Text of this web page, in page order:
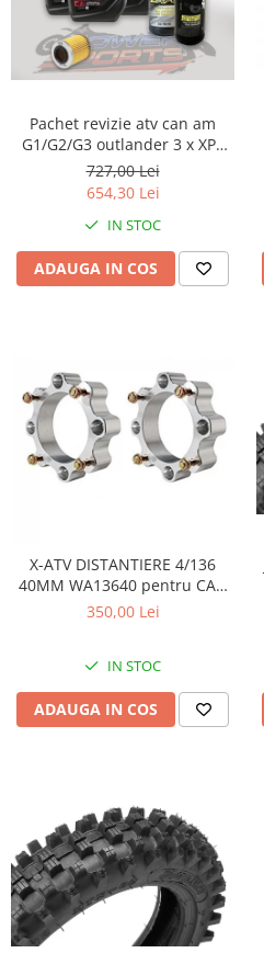
Pachet revizie atv can am
G1/G2/G3 outlander 3 x XPS
can am ulei 5w40 BRP, ULEI
GRUP FATA XPS 75W90, ULEI
GRUP SPATE SI CUTIE
75W140.FILTRU ULEI ORIGINAL
CAN AM
727,00 Lei
654,30 Lei
IN STOC
ADAUGA IN COS
X-ATV DISTANTIERE 4/136
40MM WA13640 pentru CAN
AM
350,00 Lei
IN STOC
ADAUGA IN COS